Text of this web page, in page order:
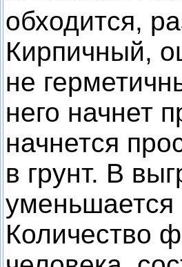
обходится,
Кирпичный,
не
него начнет
начнется
в грунт. В
уменьшается
Количество